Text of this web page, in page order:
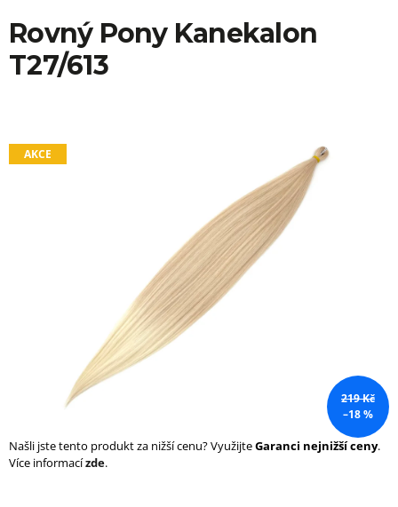
Rovný Pony Kanekalon
T27/613
AKCE
219 Kč
–18 %
Našli jste tento produkt za nižší cenu? VyužijteGaranci nejnižší ceny.
Více informacízde.
j
e
t
HLEDAT
o
r
u